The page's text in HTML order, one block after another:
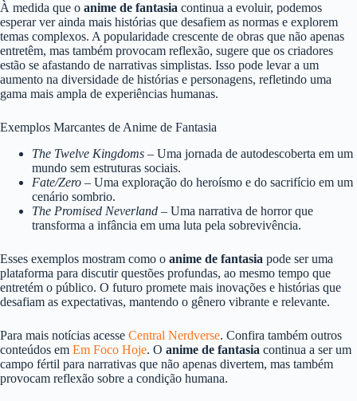
À medida que o anime de fantasia continua a evoluir, podemos
esperar ver ainda mais histórias que desafiem as normas e explorem
temas complexos. A popularidade crescente de obras que não apenas
entretêm, mas também provocam reflexão, sugere que os criadores
estão se afastando de narrativas simplistas. Isso pode levar a um
aumento na diversidade de histórias e personagens, refletindo uma
gama mais ampla de experiências humanas.
Exemplos Marcantes de Anime de Fantasia
The Twelve Kingdoms – Uma jornada de autodescoberta em um
mundo sem estruturas sociais.
Fate/Zero – Uma exploração do heroísmo e do sacrifício em um
cenário sombrio.
The Promised Neverland – Uma narrativa de horror que
transforma a infância em uma luta pela sobrevivência.
Esses exemplos mostram como o anime de fantasia pode ser uma
plataforma para discutir questões profundas, ao mesmo tempo que
entretém o público. O futuro promete mais inovações e histórias que
desafiam as expectativas, mantendo o gênero vibrante e relevante.
Para mais notícias acesse Central Nerdverse. Confira também outros
conteúdos em Em Foco Hoje. O anime de fantasia continua a ser um
campo fértil para narrativas que não apenas divertem, mas também
provocam reflexão sobre a condição humana.